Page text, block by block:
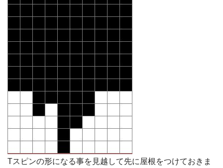
Tスピンの形になる事を見越して先に屋根をつけておきま